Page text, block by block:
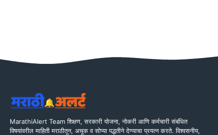
MarathiAlert Team शिक्षण, सरकारी योजना, नोकरी आणि कर्मचारी संबंधित
विषयांवरील माहिती मराठीतून, अचूक व सोप्या पद्धतीने देण्याचा प्रयत्न करते. विश्वसनीय,